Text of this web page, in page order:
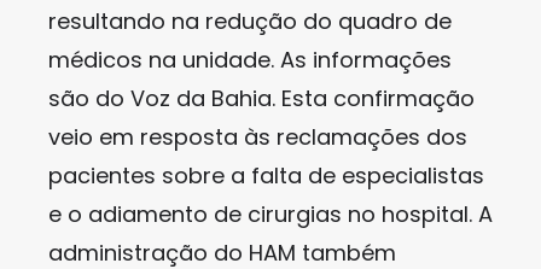
resultando na redução do quadro de
médicos na unidade. As informações
são do Voz da Bahia. Esta confirmação
veio em resposta às reclamações dos
pacientes sobre a falta de especialistas
e o adiamento de cirurgias no hospital. A
administração do HAM também